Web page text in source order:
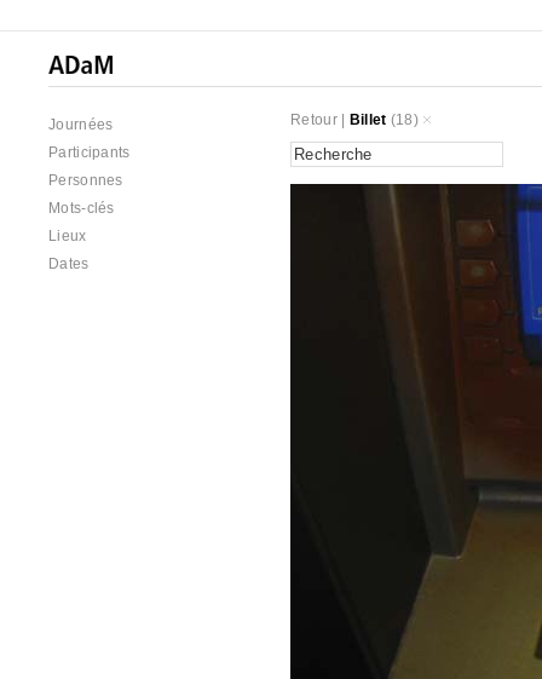
Journées
Participants
Personnes
Mots-clés
Lieux
Dates
Retour| Billet (18)